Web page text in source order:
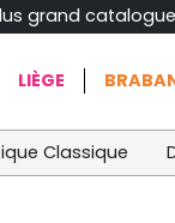
grand
LIÈGE
Classique